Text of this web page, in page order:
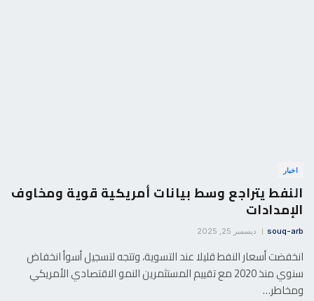
اخبار
النفط يتراجع وسط بيانات أمريكية قوية ومخاوف
الإمدادات
souq-arb ديسمبر 25, 2025
انخفضت أسعار النفط قليلا عند التسوية، وتتجه لتسجيل أسوأ انخفاض
سنوي منذ 2020 مع تقييم المستثمرين النمو الاقتصادي الأمريكي
ومخاطر…